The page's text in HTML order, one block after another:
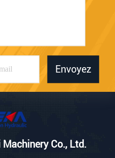
Envoyez
Co., Ltd.